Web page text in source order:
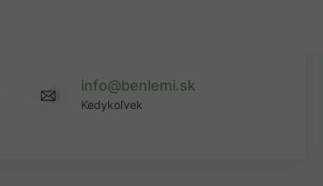
info@benlemi.sk
Kedykoľvek